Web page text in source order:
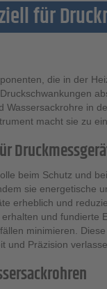
für
die in der
Wassersackrohre in
macht sie zu
beim Schutz und
sie energetische
erheblich und
und fundierte
minimieren.
und Präzision